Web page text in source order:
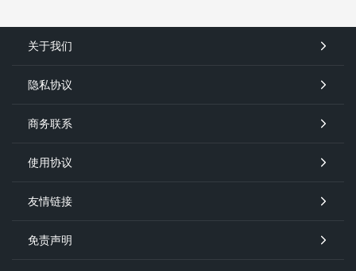
关于我们
隐私协议
商务联系
使用协议
友情链接
免责声明